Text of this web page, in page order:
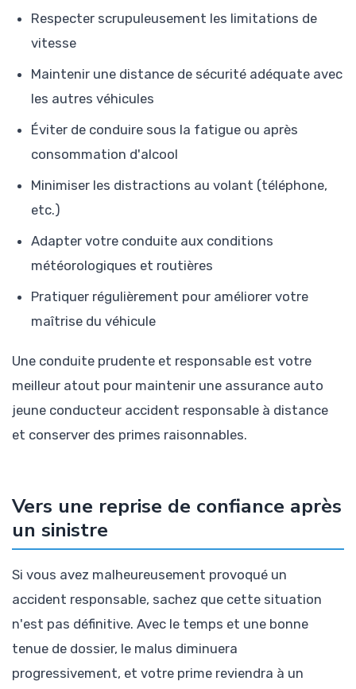
Respecter scrupuleusement les limitations de
vitesse
Maintenir une distance de sécurité adéquate avec
les autres véhicules
Éviter de conduire sous la fatigue ou après
consommation d'alcool
Minimiser les distractions au volant (téléphone,
etc.)
Adapter votre conduite aux conditions
météorologiques et routières
Pratiquer régulièrement pour améliorer votre
maîtrise du véhicule
Une conduite prudente et responsable est votre
meilleur atout pour maintenir une assurance auto
jeune conducteur accident responsable à distance
et conserver des primes raisonnables.
Vers une reprise de confiance après
un sinistre
Si vous avez malheureusement provoqué un
accident responsable, sachez que cette situation
n'est pas définitive. Avec le temps et une bonne
tenue de dossier, le malus diminuera
progressivement, et votre prime reviendra à un